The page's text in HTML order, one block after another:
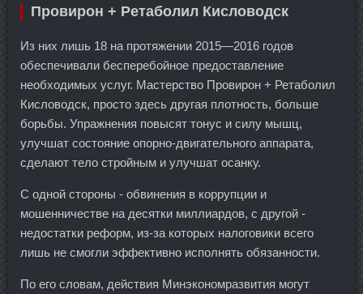
Провирон + Ретаболил Кисловодск
Из них лишь 18 на протяжении 2015—2016 годов
обеспечивали бесперебойное предоставление
необходимых услуг. Мастерство Провирон + Ретаболил
Кисловодск, просто здесь другая плотность, больше
борьбы. Упражнения повысят тонус и силу мышц,
улучшат состояние опорно-двигательного аппарата,
сделают тело стройным и улучшат осанку.
С одной стороны - обвинения в коррупции и
мошенничестве на десятки миллиардов, с другой -
недостатки реформ, из-за которых налоговики всего
лишь не смогли эффективно исполнять обязанности.
По его словам, действия Минэкономразвития могут